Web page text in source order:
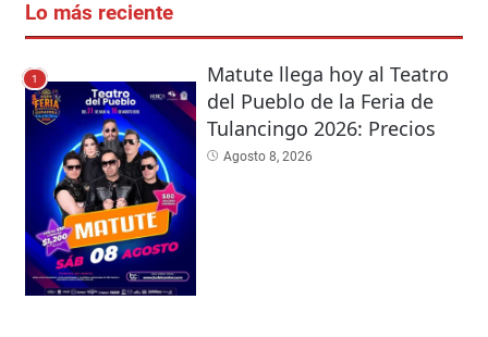
Lo más reciente
1
Matute llega hoy al Teatro
del Pueblo de la Feria de
Tulancingo 2026: Precios
Agosto 8, 2026